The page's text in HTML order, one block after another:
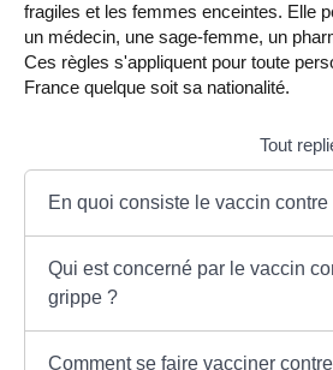
fragiles et les femmes enceintes. Elle
un médecin, une sage-femme, un
Ces règles s'appliquent pour toute
France quelque soit sa nationalité.
Tout
En quoi consiste le vaccin
Qui est concerné par le vaccin
grippe ?
Comment se faire vacciner